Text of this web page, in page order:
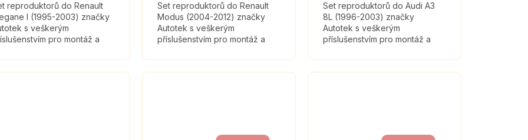
reproduktorů do Renault
I (1995-2003) značky
s veškerým
pro montáž a
zefektivní zvuk
Set reproduktorů do Renault
Modus (2004-2012) značky
Autotek s veškerým
příslušenstvím pro montáž a
maximálně zefektivní zvuk
reproduktorů.
Set reproduktorů do Audi A3
8L (1996-2003) značky
Autotek s veškerým
příslušenstvím pro montáž a
maximálně zefektivní zvuk
reproduktorů.